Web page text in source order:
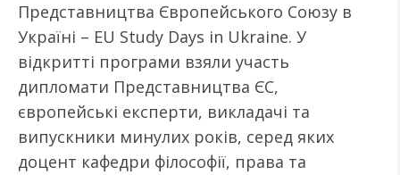
Представництва Європейського Союзу в
Україні – EU Study Days in Ukraine. У
відкритті програми взяли участь
дипломати Представництва ЄС,
європейські експерти, викладачі та
випускники минулих років, серед яких
доцент кафедри філософії, права та